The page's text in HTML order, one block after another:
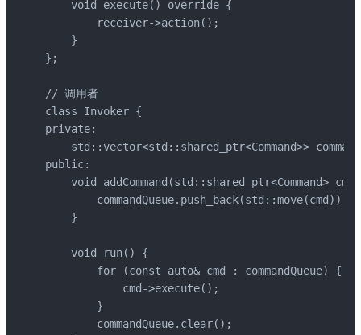
    void execute() override {
        receiver->action();
    }
};
// 调用者
class Invoker {
private:
std::vector<std::shared_ptr<Command>>
public:
void addCommand(std::shared_ptr<Command>
        commandQueue.push_back(std::move(cmd));
    }
    void run() {
        for (const auto& cmd : commandQueue) {
            cmd->execute();
        }
        commandQueue.clear();